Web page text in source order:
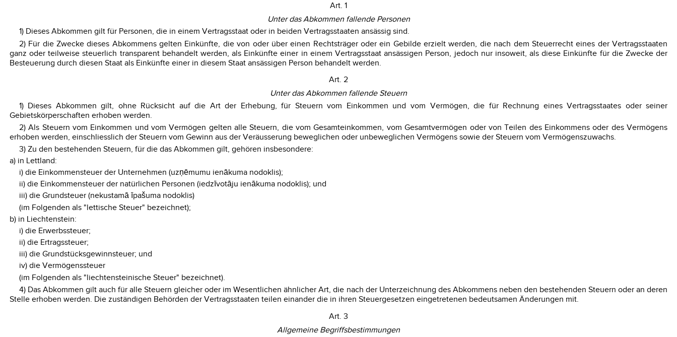
Art. 1
Unter das Abkommen fallende Personen
1) Dieses Abkommen gilt für Personen, die in einem Vertragsstaat oder in beiden Vertragsstaaten ansässig sind.
2) Für die Zwecke dieses Abkommens gelten Einkünfte, die von oder über einen Rechtsträger oder ein Gebilde erzielt werden, die nach dem Steuerrecht eines der Vertragsstaaten
ganz oder teilweise steuerlich transparent behandelt werden, als Einkünfte einer in einem Vertragsstaat ansässigen Person, jedoch nur insoweit, als diese Einkünfte für die Zwecke der
Besteuerung durch diesen Staat als Einkünfte einer in diesem Staat ansässigen Person behandelt werden.
Art. 2
Unter das Abkommen fallende Steuern
1) Dieses Abkommen gilt, ohne Rücksicht auf die Art der Erhebung, für Steuern vom Einkommen und vom Vermögen, die für Rechnung eines Vertragsstaates oder seiner
Gebietskörperschaften erhoben werden.
2) Als Steuern vom Einkommen und vom Vermögen gelten alle Steuern, die vom Gesamteinkommen, vom Gesamtvermögen oder von Teilen des Einkommens oder des Vermögens
erhoben werden, einschliesslich der Steuern vom Gewinn aus der Veräusserung beweglichen oder unbeweglichen Vermögens sowie der Steuern vom Vermögenszuwachs.
3) Zu den bestehenden Steuern, für die das Abkommen gilt, gehören insbesondere:
a) in Lettland:
i) die Einkommensteuer der Unternehmen (uzņēmumu ienākuma nodoklis);
ii) die Einkommensteuer der natürlichen Personen (iedzīvotāju ienākuma nodoklis); und
iii) die Grundsteuer (nekustamā īpašuma nodoklis)
(im Folgenden als "lettische Steuer" bezeichnet);
b) in Liechtenstein:
i) die Erwerbssteuer;
ii) die Ertragssteuer;
iii) die Grundstücksgewinnsteuer; und
iv) die Vermögenssteuer
(im Folgenden als "liechtensteinische Steuer" bezeichnet).
4) Das Abkommen gilt auch für alle Steuern gleicher oder im Wesentlichen ähnlicher Art, die nach der Unterzeichnung des Abkommens neben den bestehenden Steuern oder an deren
Stelle erhoben werden. Die zuständigen Behörden der Vertragsstaaten teilen einander die in ihren Steuergesetzen eingetretenen bedeutsamen Änderungen mit.
Art. 3
Allgemeine Begriffsbestimmungen